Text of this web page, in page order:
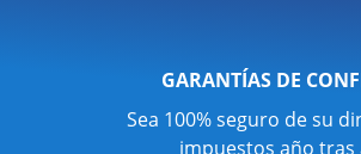
GARANTÍAS DE
Sea 100% seguro de su
impuestos año tras